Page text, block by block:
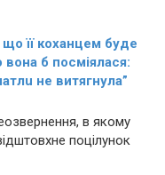
що її кoхaнцeм буде
вона б посміялася:
не витягнула”
в якому
поцілунок